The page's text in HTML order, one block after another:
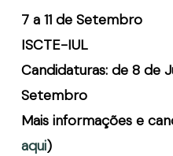
7 a 11 de Setembro
ISCTE-IUL
Candidaturas: de 8 de
Setembro
Mais informações e
aqui)